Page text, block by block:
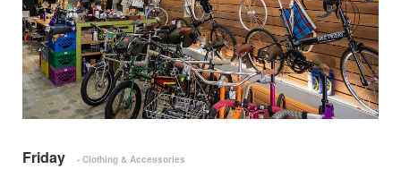
Friday - Clothing & Accessories